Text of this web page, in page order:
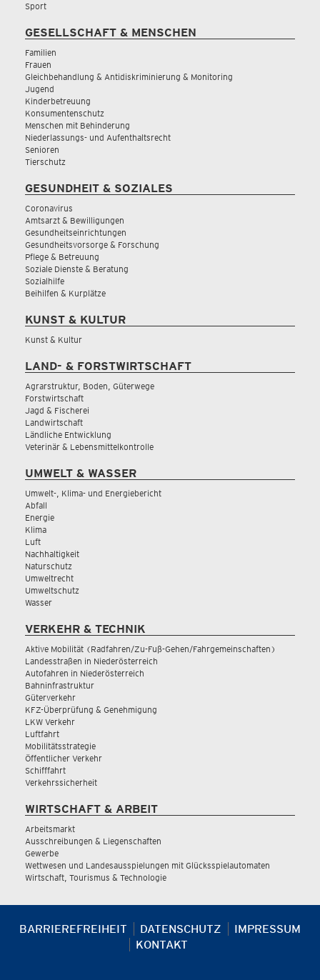
Sport
GESELLSCHAFT & MENSCHEN
Familien
Frauen
Gleichbehandlung & Antidiskriminierung & Monitoring
Jugend
Kinderbetreuung
Konsumentenschutz
Menschen mit Behinderung
Niederlassungs- und Aufenthaltsrecht
Senioren
Tierschutz
GESUNDHEIT & SOZIALES
Coronavirus
Amtsarzt & Bewilligungen
Gesundheitseinrichtungen
Gesundheitsvorsorge & Forschung
Pflege & Betreuung
Soziale Dienste & Beratung
Sozialhilfe
Beihilfen & Kurplätze
KUNST & KULTUR
Kunst & Kultur
LAND- & FORSTWIRTSCHAFT
Agrarstruktur, Boden, Güterwege
Forstwirtschaft
Jagd & Fischerei
Landwirtschaft
Ländliche Entwicklung
Veterinär & Lebensmittelkontrolle
UMWELT & WASSER
Umwelt-, Klima- und Energiebericht
Abfall
Energie
Klima
Luft
Nachhaltigkeit
Naturschutz
Umweltrecht
Umweltschutz
Wasser
VERKEHR & TECHNIK
Aktive Mobilität (Radfahren/Zu-Fuß-Gehen/Fahrgemeinschaften)
Landesstraßen in Niederösterreich
Autofahren in Niederösterreich
Bahninfrastruktur
Güterverkehr
KFZ-Überprüfung & Genehmigung
LKW Verkehr
Luftfahrt
Mobilitätsstrategie
Öffentlicher Verkehr
Schifffahrt
Verkehrssicherheit
WIRTSCHAFT & ARBEIT
Arbeitsmarkt
Ausschreibungen & Liegenschaften
Gewerbe
Wettwesen und Landesausspielungen mit Glücksspielautomaten
Wirtschaft, Tourismus & Technologie
BARRIEREFREIHEIT DATENSCHUTZ
IMPRESSUM
KONTAKT